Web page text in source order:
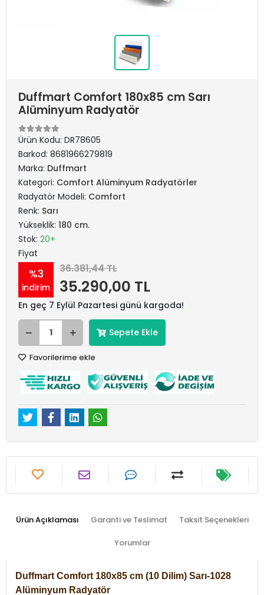
Duffmart Comfort 180x85 cm Sarı
Alüminyum Radyatör
Ürün Kodu: DR78605
Barkod: 8681966279819
Marka: Duffmart
Kategori: Comfort Alüminyum Radyatörler
Radyatör Modeli: Comfort
Renk: Sarı
Yükseklik: 180 cm.
Stok: 20+
Fiyat
%3
indirim
36.381,44 TL
35.290,00 TL
En geç 7 Eylül Pazartesi günü kargoda!
Sepete Ekle
Favorilerime ekle
Ürün Açıklaması Garanti ve Teslimat Taksit Seçenekleri
Yorumlar
Duffmart Comfort 180x85 cm (10 Dilim) Sarı-1028
Alüminyum Radyatör